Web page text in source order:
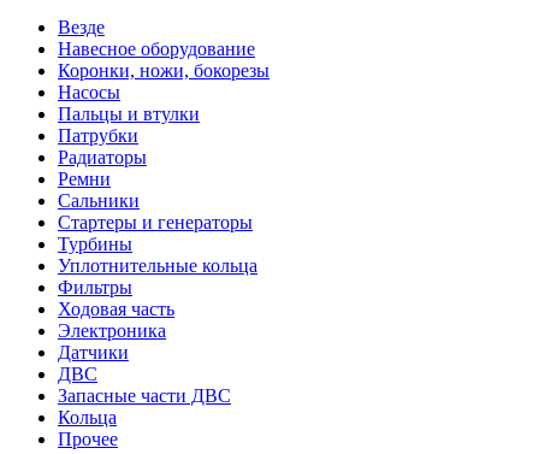
Везде
Навесное оборудование
Коронки, ножи, бокорезы
Насосы
Пальцы и втулки
Патрубки
Радиаторы
Ремни
Сальники
Стартеры и генераторы
Турбины
Уплотнительные кольца
Фильтры
Ходовая часть
Электроника
Датчики
ДВС
Запасные части ДВС
Кольца
Прочее